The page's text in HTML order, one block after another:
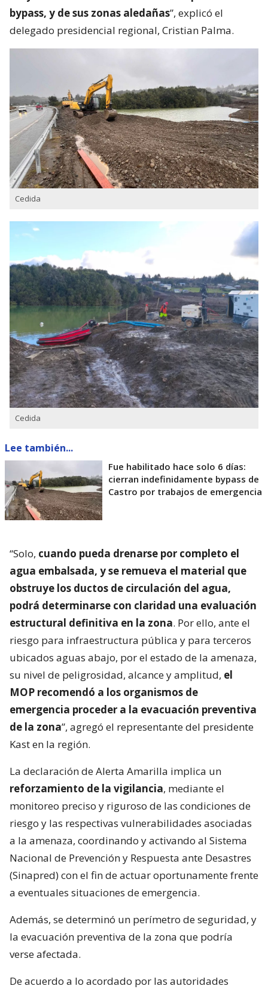
bypass, y de sus zonas aledañas”, explicó el
delegado presidencial regional, Cristian Palma.
Cedida
Cedida
Lee también...
Fue habilitado hace solo 6 días:
cierran indefinidamente bypass de
Castro por trabajos de emergencia
“Solo, cuando pueda drenarse por completo el
agua embalsada, y se remueva el material que
obstruye los ductos de circulación del agua,
podrá determinarse con claridad una evaluación
estructural definitiva en la zona. Por ello, ante el
riesgo para infraestructura pública y para terceros
ubicados aguas abajo, por el estado de la amenaza,
su nivel de peligrosidad, alcance y amplitud, el
MOP recomendó a los organismos de
emergencia proceder a la evacuación preventiva
de la zona”, agregó el representante del presidente
Kast en la región.
La declaración de Alerta Amarilla implica un
reforzamiento de la vigilancia, mediante el
monitoreo preciso y riguroso de las condiciones de
riesgo y las respectivas vulnerabilidades asociadas
a la amenaza, coordinando y activando al Sistema
Nacional de Prevención y Respuesta ante Desastres
(Sinapred) con el fin de actuar oportunamente frente
a eventuales situaciones de emergencia.
Además, se determinó un perímetro de seguridad, y
la evacuación preventiva de la zona que podría
verse afectada.
De acuerdo a lo acordado por las autoridades